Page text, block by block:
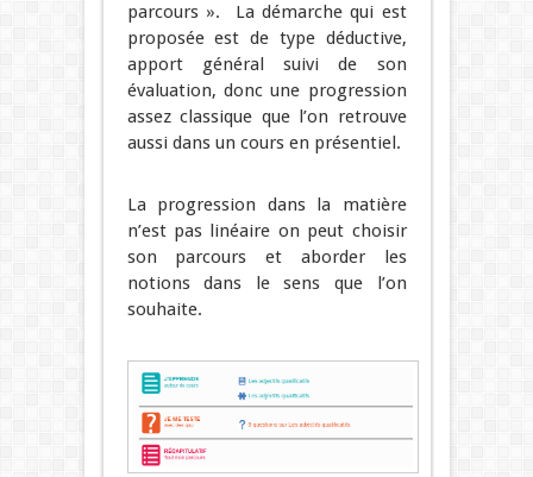
parcours ». La démarche qui est
proposée est de type déductive,
apport général suivi de son
évaluation, donc une progression
assez classique que l’on retrouve
aussi dans un cours en présentiel.
La progression dans la matière
n’est pas linéaire on peut choisir
son parcours et aborder les
notions dans le sens que l’on
souhaite.